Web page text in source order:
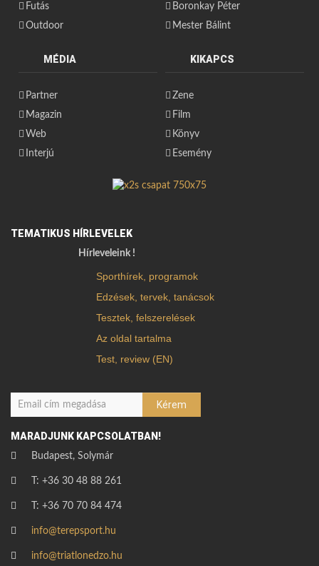
Futás
Outdoor
Boronkay Péter
Mester Bálint
MÉDIA
Partner
Magazin
Web
Interjú
KIKAPCS
Zene
Film
Könyv
Esemény
TEMATIKUS HÍRLEVELEK
Hírleveleink !
Sporthírek, programok
Edzések, tervek, tanácsok
Tesztek, felszerelések
Az oldal tartalma
Test, review (EN)
MARADJUNK KAPCSOLATBAN!
Budapest, Solymár
T: +36 30 48 88 261
T: +36 70 70 84 474
info@terepsport.hu
info@triatlonedzo.hu